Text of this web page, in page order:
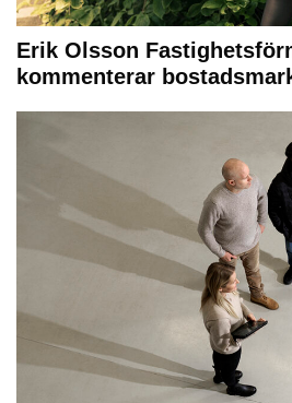
Erik Olsson
kommenterar